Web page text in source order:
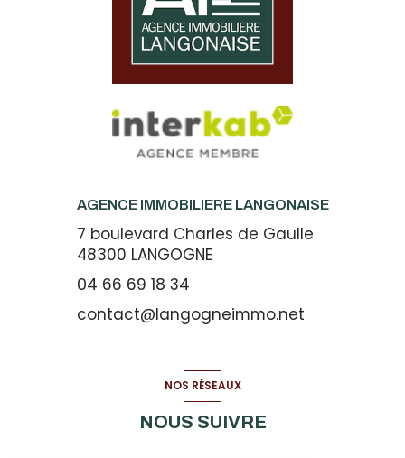
AGENCE IMMOBILIERE LANGONAISE
7 boulevard Charles de Gaulle
48300 LANGOGNE
04 66 69 18 34
contact@langogneimmo.net
NOS RÉSEAUX
NOUS SUIVRE